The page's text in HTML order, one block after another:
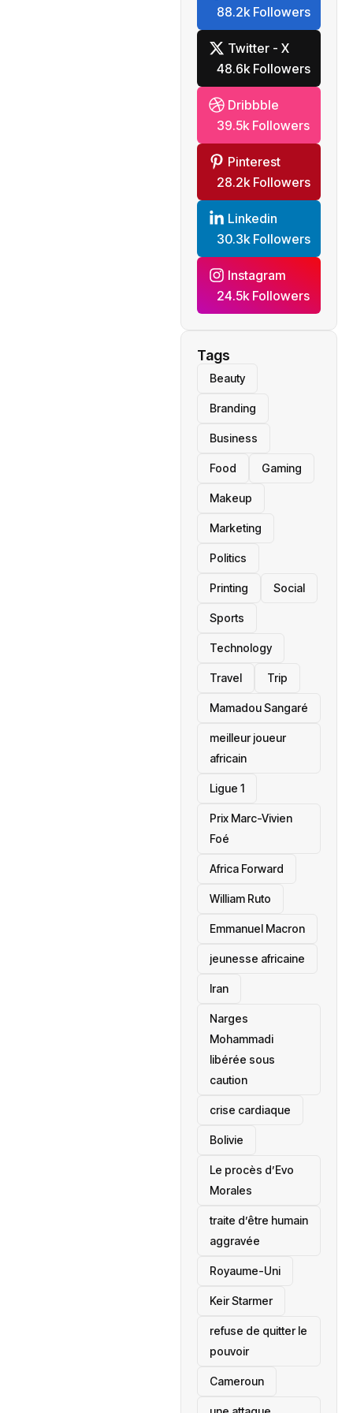
mondiale
88.2k Followers
Twitter - X
48.6k Followers
Dribbble
39.5k Followers
Pinterest
28.2k Followers
Linkedin
30.3k Followers
Instagram
24.5k Followers
Tags
Beauty
Branding
Business
Food Gaming
Makeup
Marketing
Politics
Printing Social
Sports
Technology
Travel Trip
Mamadou Sangaré
meilleur joueur
africain
Ligue 1
Prix Marc-Vivien
Foé
‎Africa Forward
William Ruto
Emmanuel Macron
jeunesse africaine
‎Iran
Narges
Mohammadi
libérée sous
caution
crise cardiaque
‎Bolivie
Le procès d’Evo
Morales
traite d’être humain
aggravée
‎Royaume-Uni
Keir Starmer
refuse de quitter le
pouvoir
‎Cameroun